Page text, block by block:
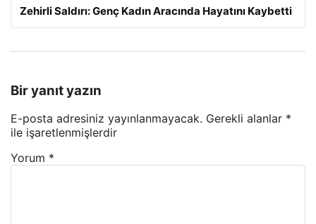
Zehirli Saldırı: Genç Kadın Aracında Hayatını Kaybetti
Bir yanıt yazın
E-posta adresiniz yayınlanmayacak. Gerekli alanlar *
ile işaretlenmişlerdir
Yorum *